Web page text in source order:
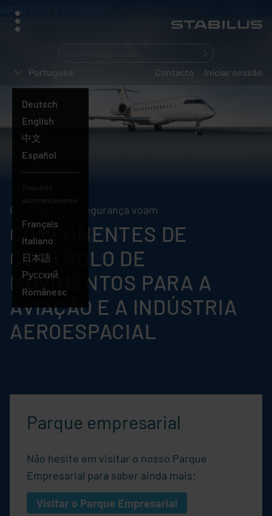
saltar para o conteúdo
menu
Português
Deutsch
English
中文
Español
Traduzido
automaticamente:
Français
Italiano
日本語
Português
Русский
Românesc
Contacto Iniciar sessão
O conforto e a segurança voam
COMPONENTES DE
CONTROLO DE
MOVIMENTOS PARA A
AVIAÇÃO E A INDÚSTRIA
AEROESPACIAL
Parque empresarial
Não hesite em visitar o nosso Parque
Empresarial para saber ainda mais:
Visitar o Parque Empresarial
que
está
procurar?